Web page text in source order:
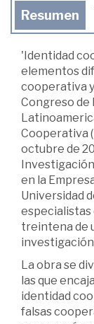
Resumen
'Identidad
elementos
cooperativa
Congreso de
Cooperativa
octubre de
en la
Universidad
especialistas
treintena de
La obra se
las que
identidad
falsas